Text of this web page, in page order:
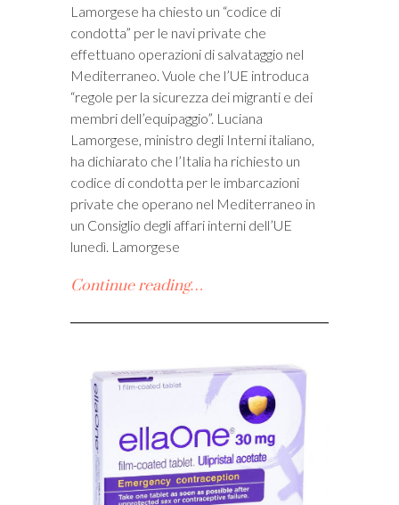
Lamorgese ha chiesto un “codice di
condotta” per le navi private che
effettuano operazioni di salvataggio nel
Mediterraneo. Vuole che l’UE introduca
“regole per la sicurezza dei migranti e dei
membri dell’equipaggio”. Luciana
Lamorgese, ministro degli Interni italiano,
ha dichiarato che l’Italia ha richiesto un
codice di condotta per le imbarcazioni
private che operano nel Mediterraneo in
un Consiglio degli affari interni dell’UE
lunedì. Lamorgese
Continue reading…